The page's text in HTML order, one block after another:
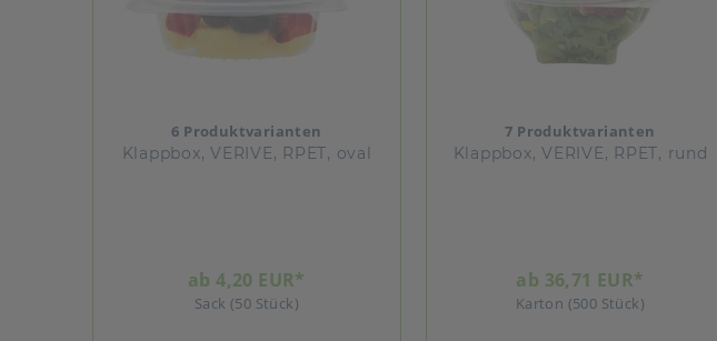
6 Produktvarianten
Klappbox, VERIVE, RPET, oval
ab 4,20 EUR*
Sack (50 Stück)
7 Produktvarianten
Klappbox, VERIVE, RPET, rund
ab 36,71 EUR*
Karton (500 Stück)